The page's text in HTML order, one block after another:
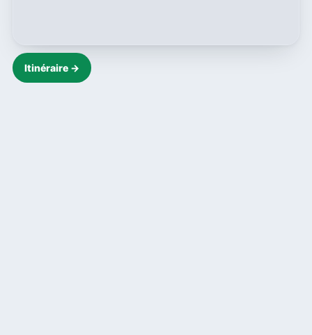
Itinéraire →